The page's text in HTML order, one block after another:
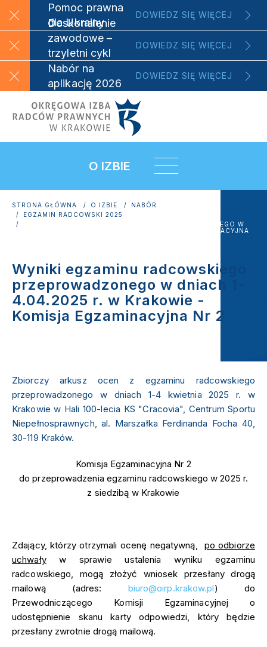
Pomoc prawna
dla Ukrainy
DOWIEDZ SIĘ WIĘCEJ
Doskonalenie
zawodowe –
trzyletni cykl
szkoleniowy
DOWIEDZ SIĘ WIĘCEJ
Nabór na
aplikację 2026
DOWIEDZ SIĘ WIĘCEJ
O IZBIE
STRONA GŁÓWNA O IZBIE
NABÓR
EGZAMIN RADCOWSKI 2025
WYNIKI EGZAMINU RADCOWSKIEGO PRZEPROWADZONEGO W
DNIACH 1-4.04.2025 R. W KRAKOWIE - KOMISJA EGZAMINACYJNA
Wyniki egzaminu radcowskiego
przeprowadzonego w dniach 1-
4.04.2025 r. w Krakowie -
Komisja Egzaminacyjna Nr 2
Zbiorczy arkusz ocen z egzaminu radcowskiego
przeprowadzonego w dniach 1-4 kwietnia 2025 r. w
Krakowie w Hali 100-lecia KS "Cracovia", Centrum Sportu
Niepełnosprawnych, al. Marszałka Ferdinanda Focha 40,
30-119 Kraków.
Komisja Egzaminacyjna Nr 2
do przeprowadzenia egzaminu radcowskiego w 2025 r.
z siedzibą w Krakowie
Zdający, którzy otrzymali ocenę negatywną, po odbiorze
uchwaływ sprawie ustalenia wyniku egzaminu
radcowskiego, mogą złożyć wniosek przesłany drogą
mailową (adres: biuro@oirp.krakow.pl) do
Przewodniczącego Komisji Egzaminacyjnej o
udostępnienie skanu karty odpowiedzi, który będzie
przesłany zwrotnie drogą mailową.